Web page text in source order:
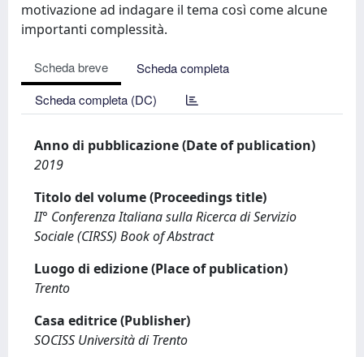
motivazione ad indagare il tema così come alcune
importanti complessità.
Scheda breve
Scheda completa
Scheda completa (DC)
Anno di pubblicazione (Date of publication)
2019
Titolo del volume (Proceedings title)
II° Conferenza Italiana sulla Ricerca di Servizio
Sociale (CIRSS) Book of Abstract
Luogo di edizione (Place of publication)
Trento
Casa editrice (Publisher)
SOCISS Università di Trento